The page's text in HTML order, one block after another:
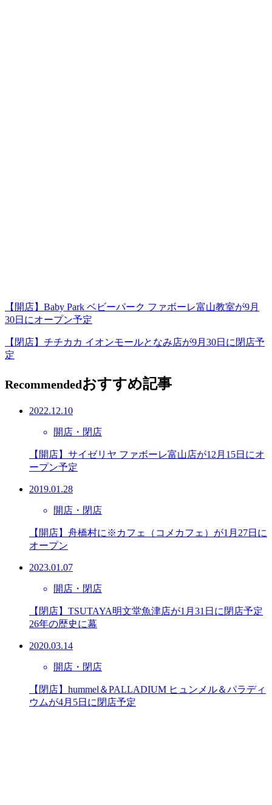
【開店】Baby Park ベビーパーク ファボーレ富山教室が9月
30日にオープン予定
【閉店】チチカカ イオンモールとなみ店が9月30日に閉店予
定
Recommendedおすすめ記事
2022.12.10
開店・閉店
【開店】サイゼリヤ ファボーレ富山店が12月15日にオ
ープン予定
2019.01.28
開店・閉店
【開店】舟橋村に※カフェ（コメカフェ）が1月27日に
オープン
2023.01.07
開店・閉店
【閉店】TSUTAYA明文堂魚津店が1月31日に閉店予定
26年の歴史に幕
2020.03.14
開店・閉店
【閉店】hummel＆PALLADIUM ヒュンメル＆パラディ
ウムが4月5日に閉店予定